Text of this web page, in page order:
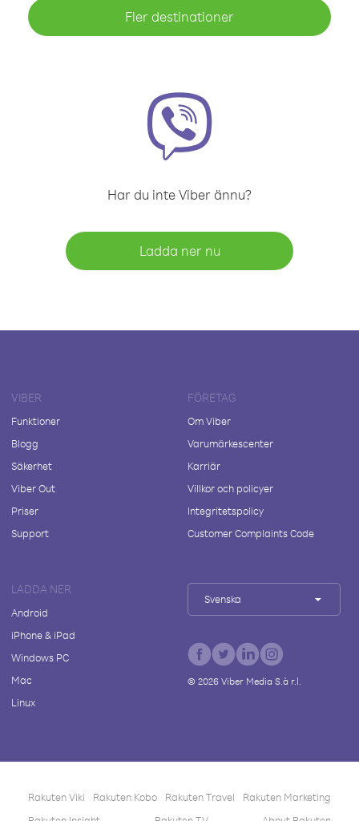
Fler destinationer
Har du inte Viber ännu?
Ladda ner nu
VIBER
Funktioner
Blogg
Säkerhet
Viber Out
Priser
Support
FÖRETAG
Om Viber
Varumärkescenter
Karriär
Villkor och policyer
Integritetspolicy
Customer Complaints Code
LADDA NER
Android
iPhone & iPad
Windows PC
Mac
Linux
Svenska
© 2026Viber Media S.à r.l.
Rakuten Viki Rakuten Kobo Rakuten Travel
Rakuten Marketing